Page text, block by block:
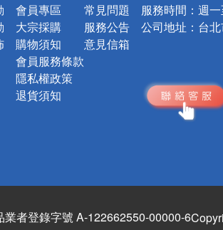
會員專區
大宗採購
購物須知
會員服務條款
隱私權政策
退貨須知
常見問題
服務公告
意見信箱
服務時間： 週
公司地址： 台
業者登錄字號 A-122662550-00000-6